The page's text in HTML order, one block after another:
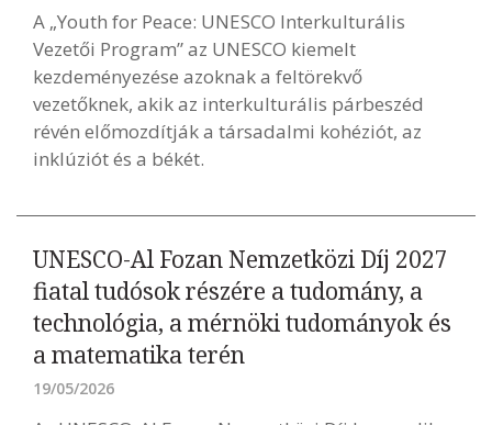
A „Youth for Peace: UNESCO Interkulturális
Vezetői Program” az UNESCO kiemelt
kezdeményezése azoknak a feltörekvő
vezetőknek, akik az interkulturális párbeszéd
révén előmozdítják a társadalmi kohéziót, az
inklúziót és a békét.
UNESCO-Al Fozan Nemzetközi Díj 2027
fiatal tudósok részére a tudomány, a
technológia, a mérnöki tudományok és
a matematika terén
19/05/2026